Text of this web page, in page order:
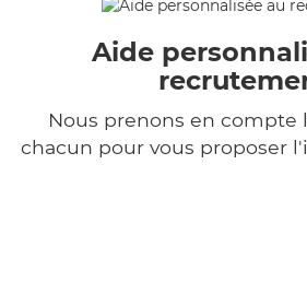
Aide
Nous prenons en compte
chacun pour vous proposer